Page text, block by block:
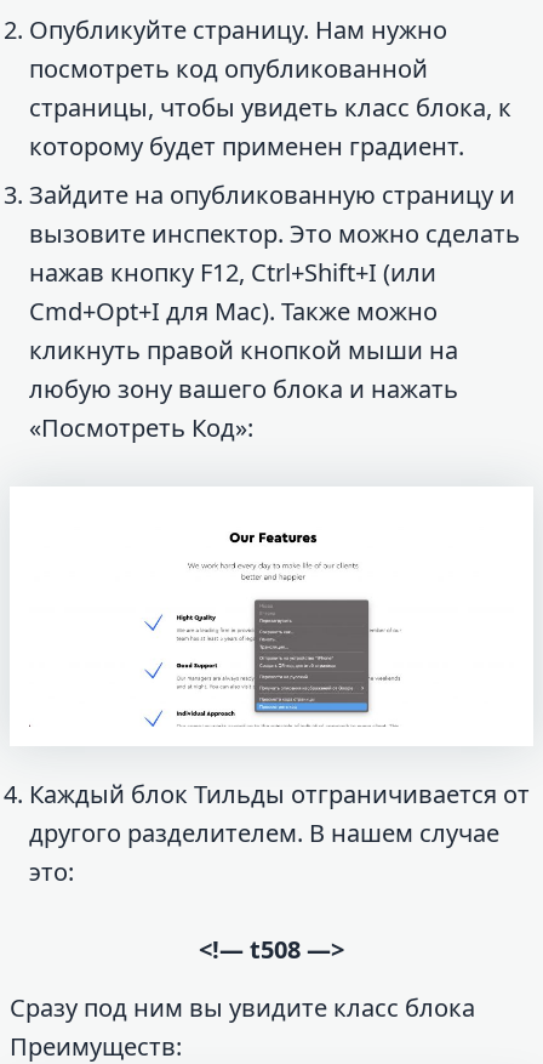
Опубликуйте страницу. Нам нужно
посмотреть код опубликованной
страницы, чтобы увидеть класс блока, к
которому будет применен градиент.
Зайдите на опубликованную страницу и
вызовите инспектор. Это можно сделать
нажав кнопку F12, Ctrl+Shift+I (или
Cmd+Opt+I для Mac). Также можно
кликнуть правой кнопкой мыши на
любую зону вашего блока и нажать
«Посмотреть Код»:
Каждый блок Тильды отграничивается от
другого разделителем. В нашем случае
это:
<!— t508 —>
Сразу под ним вы увидите класс блока
Преимуществ: